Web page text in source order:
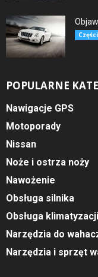
POPULARNE
Nawigacje GPS
Motoporady
Nissan
Noże i ostrza noży
Nawożenie
Obsługa silnika
Obsługa
Narzędzia do
Narzędzia i sprzęt